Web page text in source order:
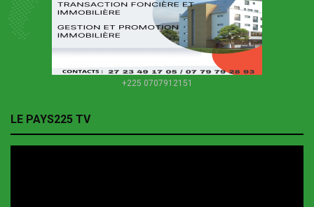
+225 0707912151
LE PAYS225 TV